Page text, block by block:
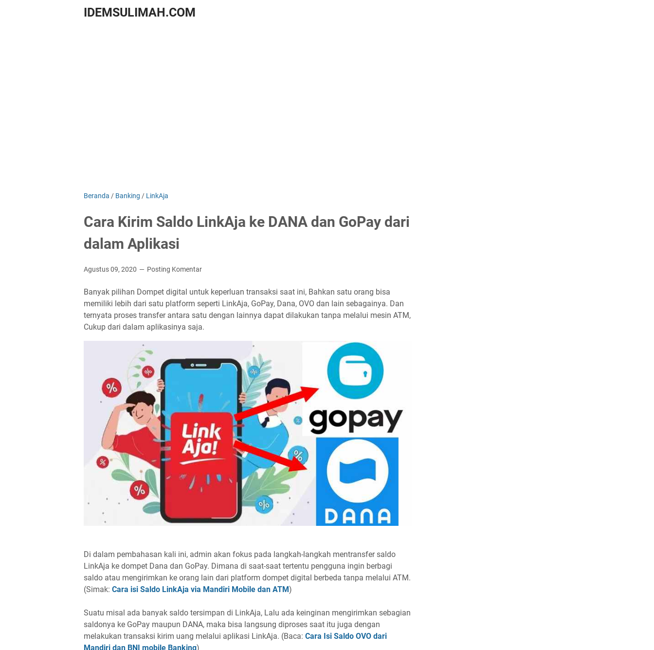
IDEMSULIMAH.COM
Beranda / Banking / LinkAja
Cara Kirim Saldo LinkAja ke DANA dan GoPay dari
dalam Aplikasi
Agustus 09, 2020 Posting Komentar
Banyak pilihan Dompet digital untuk keperluan transaksi saat ini, Bahkan satu orang bisa
memiliki lebih dari satu platform seperti LinkAja, GoPay, Dana, OVO dan lain sebagainya. Dan
ternyata proses transfer antara satu dengan lainnya dapat dilakukan tanpa melalui mesin ATM,
Cukup dari dalam aplikasinya saja.
Di dalam pembahasan kali ini, admin akan fokus pada langkah-langkah mentransfer saldo
LinkAja ke dompet Dana dan GoPay. Dimana di saat-saat tertentu pengguna ingin berbagi
saldo atau mengirimkan ke orang lain dari platform dompet digital berbeda tanpa melalui ATM.
(Simak: Cara isi Saldo LinkAja via Mandiri Mobile dan ATM)
Suatu misal ada banyak saldo tersimpan di LinkAja, Lalu ada keinginan mengirimkan sebagian
saldonya ke GoPay maupun DANA, maka bisa langsung diproses saat itu juga dengan
melakukan transaksi kirim uang melalui aplikasi LinkAja. (Baca: Cara Isi Saldo OVO dari
Mandiri dan BNI mobile Banking)